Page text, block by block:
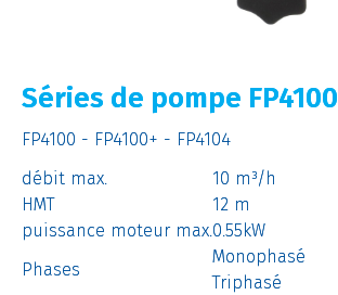
Séries de pompe FP4100
FP4100 - FP4100+ - FP4104
débit max.
10 m³/h
HMT
12 m
puissance moteur max.0.55kW
Phases
Monophasé
Triphasé